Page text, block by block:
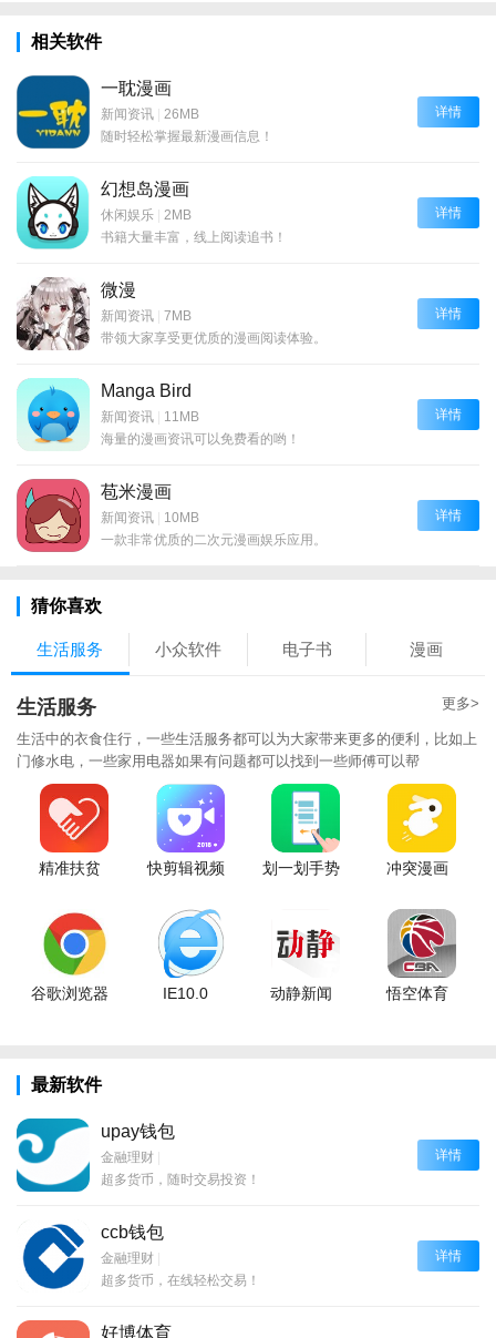
相关软件
一耽漫画
新闻资讯 | 26MB
随时轻松掌握最新漫画信息！
详情
幻想岛漫画
休闲娱乐 | 2MB
书籍大量丰富，线上阅读追书！
详情
微漫
新闻资讯 | 7MB
带领大家享受更优质的漫画阅读体验。
详情
Manga Bird
新闻资讯 | 11MB
海量的漫画资讯可以免费看的哟！
详情
苞米漫画
新闻资讯 | 10MB
一款非常优质的二次元漫画娱乐应用。
详情
猜你喜欢
生活服务 小众软件 电子书 漫画
生活服务 更多>
生活中的衣食住行，一些生活服务都可以为大家带来更多的便利，比如上
门修水电，一些家用电器如果有问题都可以找到一些师傅可以帮
精准扶贫 快剪辑视频 划一划手势 冲突漫画
谷歌浏览器 IE10.0 动静新闻 悟空体育
最新软件
upay钱包
金融理财 |
超多货币，随时交易投资！
详情
ccb钱包
金融理财 |
超多货币，在线轻松交易！
详情
好博体育